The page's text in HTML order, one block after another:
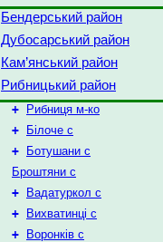
Бендерський район
Дубосарський район
Кам’янський район
Рибницький район
+
Рибниця м-ко
+
Білоче с
+
Ботушани с
Броштяни с
+
Вадатуркол c
+
Вихватинці c
+
Воронків c